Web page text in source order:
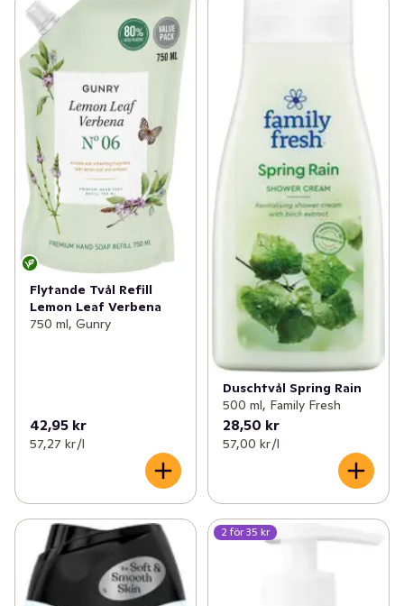
Flytande Tvål Refill
Lemon Leaf Verbena
750 ml, Gunry
42,95 kr
57,27 kr /l
Duschtvål Spring Rain
500 ml, Family Fresh
28,50 kr
57,00 kr /l
2 för 35 kr